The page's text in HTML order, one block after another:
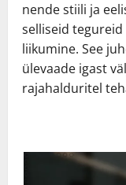
nende stiili ja
selliseid
liikumine. See
ülevaade igast
rajahalduritel